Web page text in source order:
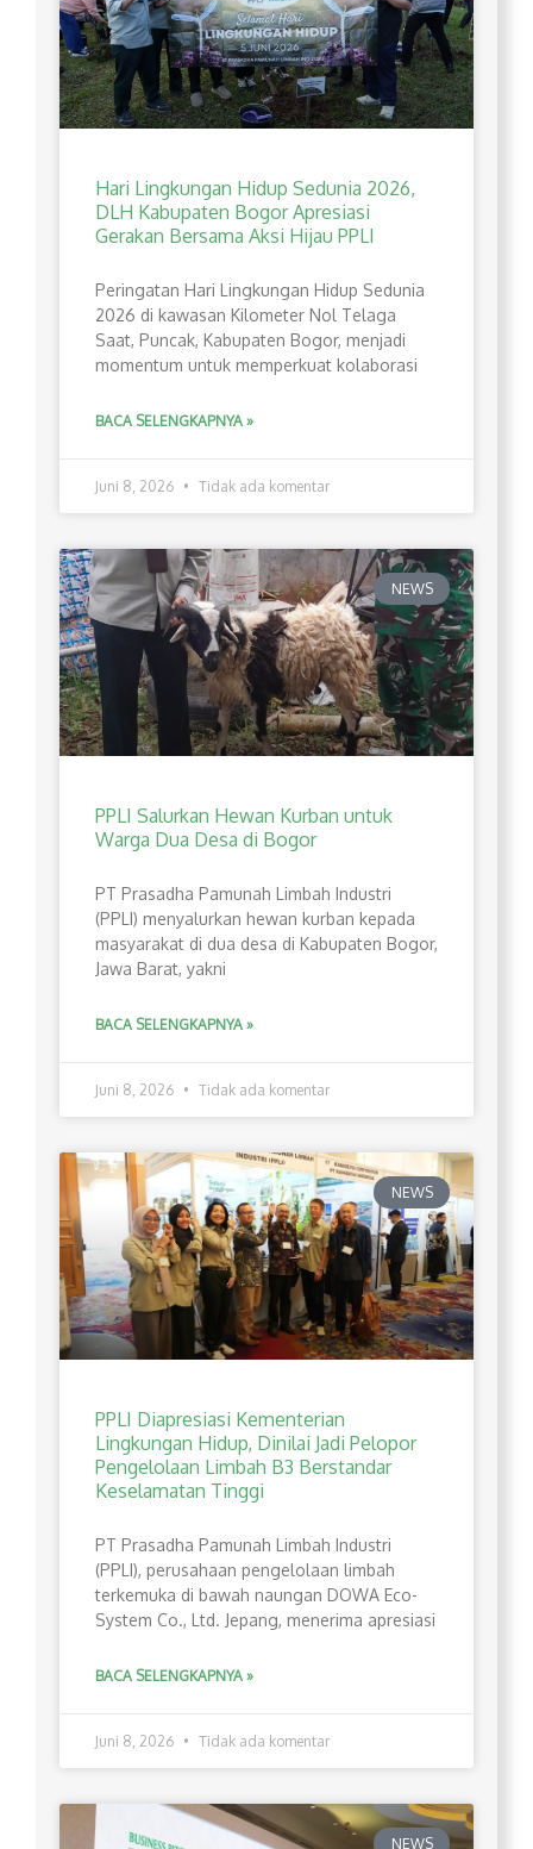
Hari Lingkungan Hidup Sedunia 2026,
DLH Kabupaten Bogor Apresiasi
Gerakan Bersama Aksi Hijau PPLI
Peringatan Hari Lingkungan Hidup Sedunia
2026 di kawasan Kilometer Nol Telaga
Saat, Puncak, Kabupaten Bogor, menjadi
momentum untuk memperkuat kolaborasi
BACA SELENGKAPNYA »
Juni 8, 2026 Tidak ada komentar
NEWS
PPLI Salurkan Hewan Kurban untuk
Warga Dua Desa di Bogor
PT Prasadha Pamunah Limbah Industri
(PPLI) menyalurkan hewan kurban kepada
masyarakat di dua desa di Kabupaten Bogor,
Jawa Barat, yakni
BACA SELENGKAPNYA »
Juni 8, 2026 Tidak ada komentar
NEWS
PPLI Diapresiasi Kementerian
Lingkungan Hidup, Dinilai Jadi Pelopor
Pengelolaan Limbah B3 Berstandar
Keselamatan Tinggi
PT Prasadha Pamunah Limbah Industri
(PPLI), perusahaan pengelolaan limbah
terkemuka di bawah naungan DOWA Eco-
System Co., Ltd. Jepang, menerima apresiasi
BACA SELENGKAPNYA »
Juni 8, 2026 Tidak ada komentar
NEWS